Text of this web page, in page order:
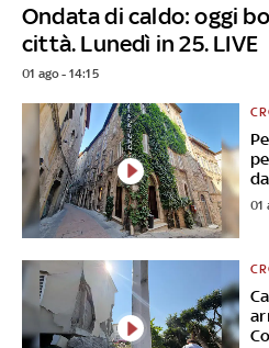
Ondata di caldo: oggi
città. Lunedì in 25. LIVE
01 ago - 14:15
01